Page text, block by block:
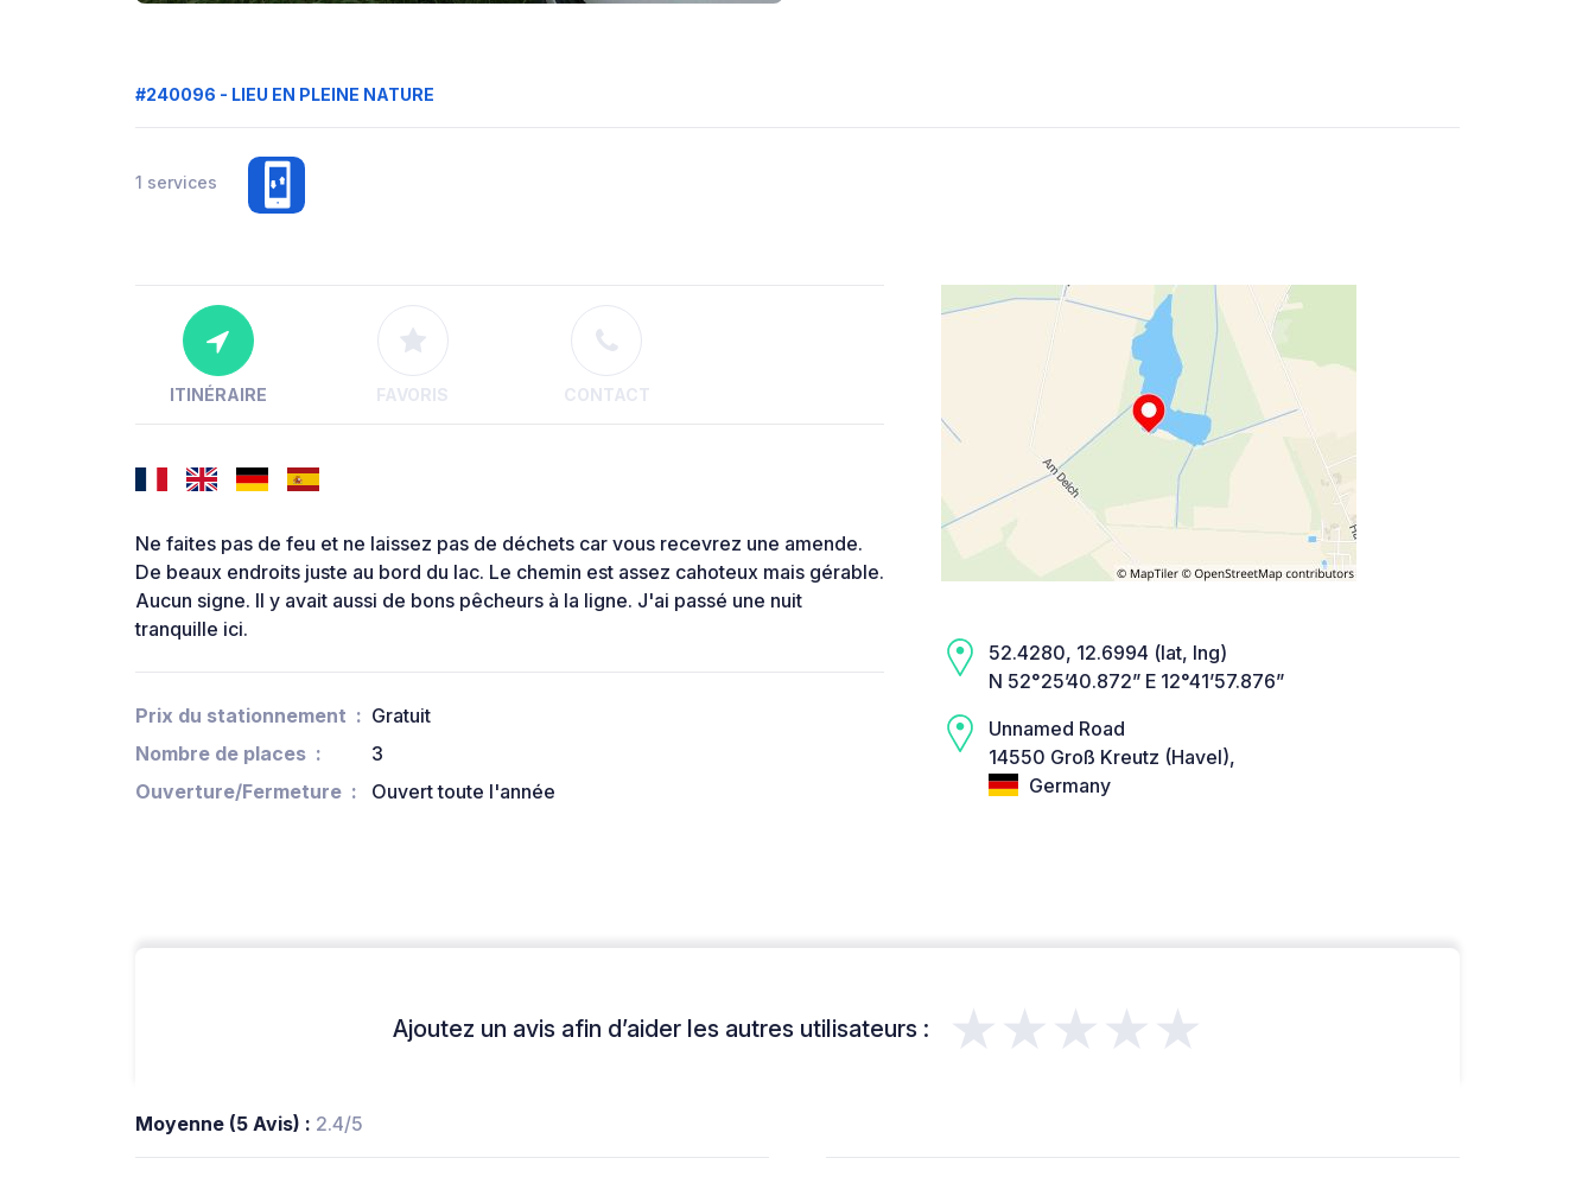
#240096 - LIEU EN PLEINE NATURE
1 services
ITINÉRAIRE FAVORIS CONTACT
Ne faites pas de feu et ne laissez pas de déchets car vous recevrez une amende.
De beaux endroits juste au bord du lac. Le chemin est assez cahoteux mais gérable.
Aucun signe. Il y avait aussi de bons pêcheurs à la ligne. J'ai passé une nuit
tranquille ici.
Prix du stationnement
Gratuit
Nombre de places
3
Ouverture/Fermeture
Ouvert toute l'année
52.4280, 12.6994 (lat, lng)
N 52°25’40.872” E 12°41’57.876”
Unnamed Road
14550 Groß Kreutz (Havel),
Germany
Ajoutez un avis afin d’aider les autres utilisateurs : ★★★★★
Moyenne (5 Avis) : 2.4/5